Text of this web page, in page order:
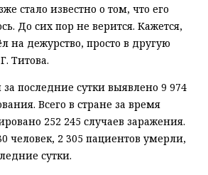
стало известно о том, что его
До сих пор не верится. Кажется,
на дежурство, просто в другую
Титова.
последние сутки выявлено 9 974
Всего в стране за время
252 245 случаев заражения.
человек, 2 305 пациентов умерли,
сутки.